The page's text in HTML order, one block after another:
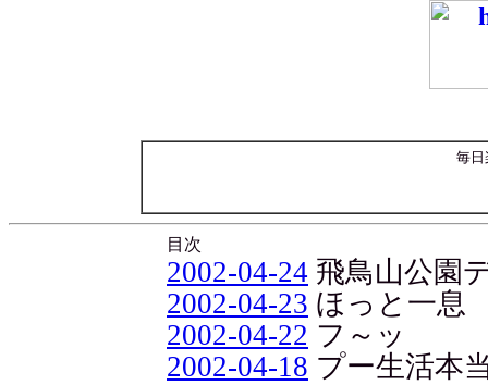
毎日
目次
2002-04-24 飛鳥山公園
2002-04-23 ほっと一息
2002-04-22 フ～ッ
2002-04-18 プー生活本